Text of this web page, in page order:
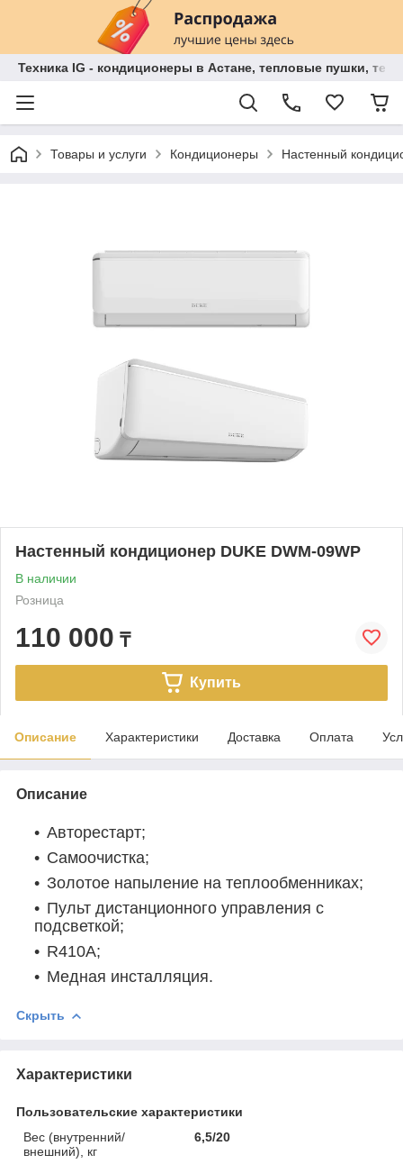
Техника IG - кондиционеры в Астане, тепловые пушки,
Товары и услуги Кондиционеры Настенный
Настенный кондиционер DUKE DWM-09WP
В наличии
Розница
110 000 ₸
Купить
Описание Характеристики Доставка Оплата
Описание
Авторестарт;
Самоочистка;
Золотое напыление на теплообменниках;
Пульт дистанционного управления с
подсветкой;
R410A;
Медная инсталляция.
Скрыть
Характеристики
Пользовательские характеристики
Вес (внутренний/
внешний), кг
6,5/20